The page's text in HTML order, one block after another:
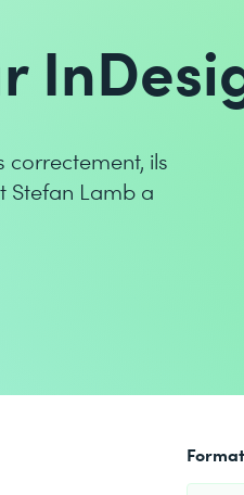
correctement, ils
Stefan Lamb a